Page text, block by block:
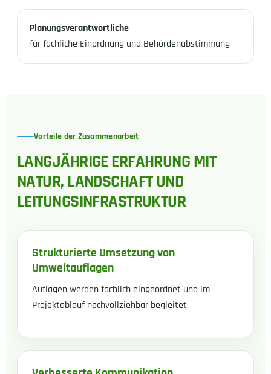
Planungsverantwortliche
für fachliche Einordnung und Behördenabstimmung
Vorteile der Zusammenarbeit
LANGJÄHRIGE ERFAHRUNG MIT
NATUR, LANDSCHAFT UND
LEITUNGSINFRASTRUKTUR
Strukturierte Umsetzung von
Umweltauflagen
Auflagen werden fachlich eingeordnet und im
Projektablauf nachvollziehbar begleitet.